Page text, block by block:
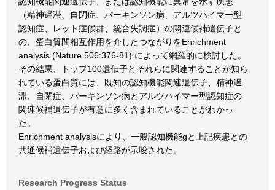
（精神遅滞、自閉症、パーキンソン病、アルツハイマー型
認知症、レット症候群、統合失調症）の関連候補遺伝子と
の、蛋白質間相互作用を介したつながりをEnrichment
analysis (Nature 506:376-81) によって網羅的に検討した。
その結果、トップ100遺伝子とそれらに関連することが知ら
れている蛋白質には、既知の認知機能関連遺伝子、精神遅
滞、自閉症、パーキンソン病とアルツハイマー型認知症の
関連候補遺伝子が有意に多く含まれていることがわかっ
た。
Enrichment analysisにより、一般認知機能gと上記疾患との
共通候補遺伝子および経路が示唆された。
Research Progress Status